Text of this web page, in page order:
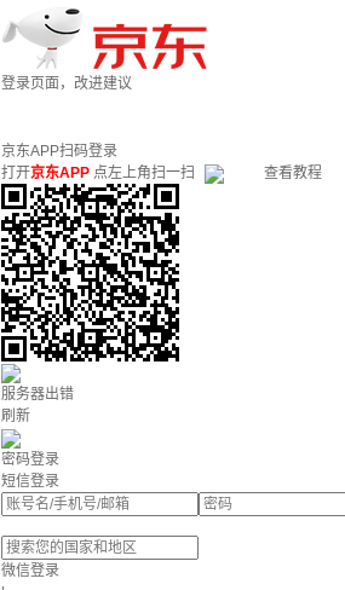
登录页面，改进建议
京东APP扫码登录
打开京东APP 点左上角扫一扫 查看教程
服务器出错
刷新
密码登录
短信登录
微信登录